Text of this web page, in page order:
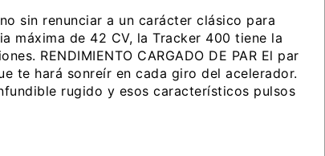
sin renunciar a un carácter clásico para
máxima de 42 CV, la Tracker 400 tiene la
RENDIMIENTO CARGADO DE PAR El par
te hará sonreír en cada giro del acelerador.
rugido y esos característicos pulsos